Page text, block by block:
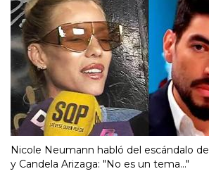
Nicole Neumann habló del escándalo
y Candela Arizaga: "No es un tema..."